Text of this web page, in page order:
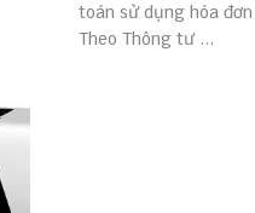
toán sử dụng hóa
Theo Thông tư ...